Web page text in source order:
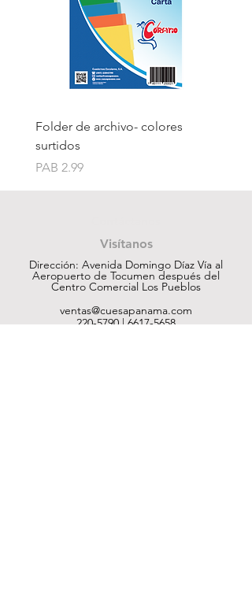
Folder de archivo- colores
surtidos
Price
PAB 2.99
Visítanos
Dirección: Avenida Domingo Díaz Vía al
Aeropuerto de Tocumen después del
Centro Comercial Los Pueblos
ventas@cuesapanama.com
220-5790|6617-5658